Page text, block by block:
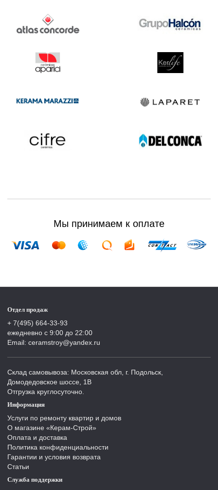
Мы принимаем к оплате
Отдел продаж
+ 7(495) 664-33-93
ежедневно с 9:00 до 22:00
Email: ceramstroy@yandex.ru
Склад самовывоза: Московская обл, г. Подольск,
Домодедовское шоссе, 1В
Отгрузка круглосуточно.
Информация
Услуги по ремонту квартир и домов
О магазине «Керам-Строй»
Оплата и доставка
Политика конфиденциальности
Гарантии и условия возврата
Статьи
Служба поддержки